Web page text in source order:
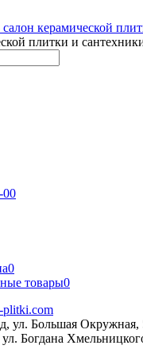
плитки и
00
0
товары0
ул. Большая Окружная,
Богдана